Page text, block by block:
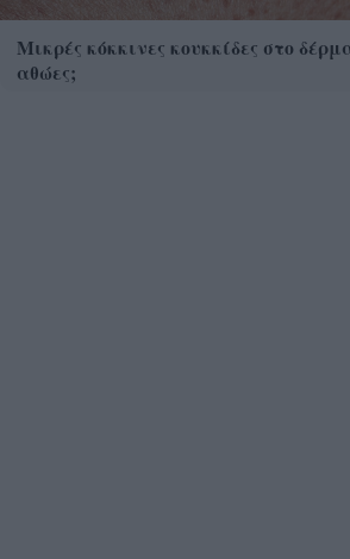
Μικρές κόκκινες κουκκίδες στο
αθώες;